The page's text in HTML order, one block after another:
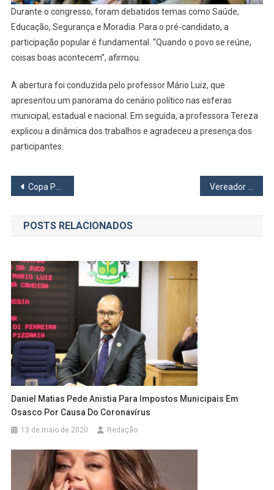
Durante o congresso, foram debatidos temas como Saúde,
Educação, Segurança e Moradia. Para o pré-candidato, a
participação popular é fundamental. “Quando o povo se reúne,
coisas boas acontecem”, afirmou.
A abertura foi conduzida pelo professor Mário Luiz, que
apresentou um panorama do cenário político nas esferas
municipal, estadual e nacional. Em seguida, a professora Tereza
explicou a dinâmica dos trabalhos e agradeceu a presença dos
participantes.
Navegação
de
Post
Copa Paulista Vereador Ralfi Silva destaca segurança e capacitação da enfermagem durante evento do Coren-SP
POSTS RELACIONADOS
Daniel Matias Pede Anistia Para Impostos Municipais Em
Osasco Por Causa Do Coronavírus
13 de maio de 2020 Redação